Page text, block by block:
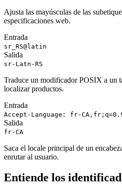
Ajusta las mayúsculas de las
especificaciones web.
Entrada
sr_RS@latin
Salida
sr-Latn-RS
Traduce un modificador POSIX a un
localizar productos.
Entrada
Accept-Language: fr-
Salida
fr-CA
Saca el locale principal de un
enrutar al usuario.
Entiende los